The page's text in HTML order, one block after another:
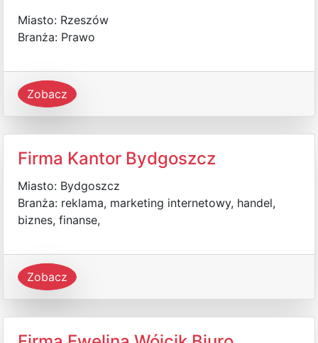
Miasto: Rzeszów
Branża: Prawo
Zobacz
Firma Kantor Bydgoszcz
Miasto: Bydgoszcz
Branża: reklama, marketing internetowy, handel,
biznes, finanse,
Zobacz